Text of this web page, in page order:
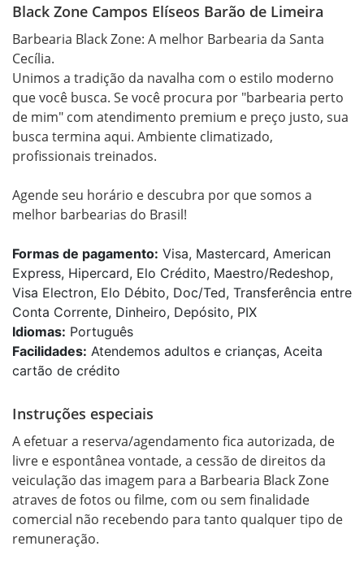
Black Zone Campos Elíseos Barão de Limeira
Barbearia Black Zone: A melhor Barbearia da Santa
Cecília.
Unimos a tradição da navalha com o estilo moderno
que você busca. Se você procura por "barbearia perto
de mim" com atendimento premium e preço justo, sua
busca termina aqui. Ambiente climatizado,
profissionais treinados.
Agende seu horário e descubra por que somos a
melhor barbearias do Brasil!
Formas de pagamento: Visa, Mastercard, American
Express, Hipercard, Elo Crédito, Maestro/Redeshop,
Visa Electron, Elo Débito, Doc/Ted, Transferência entre
Conta Corrente, Dinheiro, Depósito, PIX
Idiomas: Português
Facilidades: Atendemos adultos e crianças, Aceita
cartão de crédito
Instruções especiais
A efetuar a reserva/agendamento fica autorizada, de
livre e espontânea vontade, a cessão de direitos da
veiculação das imagem para a Barbearia Black Zone
atraves de fotos ou filme, com ou sem finalidade
comercial não recebendo para tanto qualquer tipo de
remuneração.